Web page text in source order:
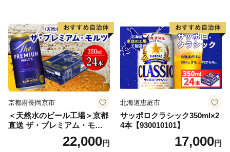
口 送料無料 カメイ 本宮市
【07214-0206】
京都府長岡京市
＜天然水のビール工場＞京都
直送 ザ・プレミアム・モル
ツ 350ml×24本 プレモル [149
22,000円
北海道恵庭市
サッポロクラシック350ml×2
4本【930010101】
17,000円